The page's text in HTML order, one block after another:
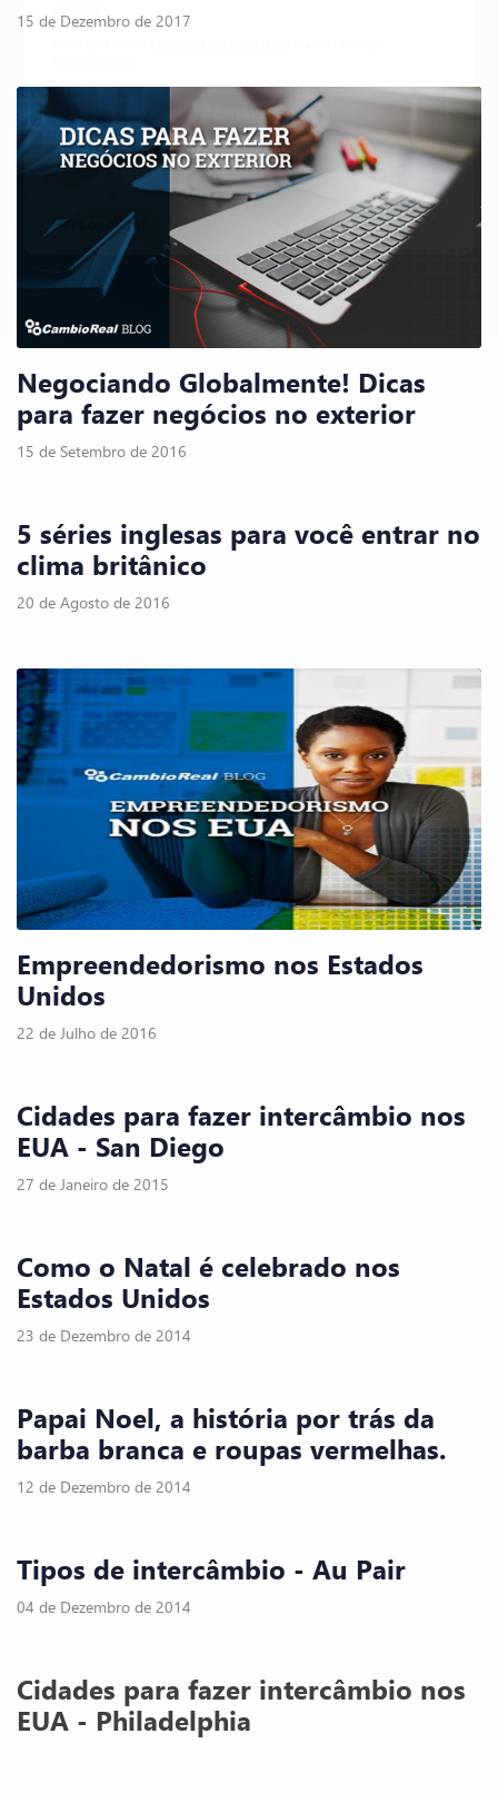
15 de Dezembro de 2017
Negociando Globalmente! Dicas
para fazer negócios no exterior
15 de Setembro de 2016
5 séries inglesas para você entrar no
clima britânico
20 de Agosto de 2016
Empreendedorismo nos Estados
Unidos
22 de Julho de 2016
Cidades para fazer intercâmbio nos
EUA - San Diego
27 de Janeiro de 2015
Como o Natal é celebrado nos
Estados Unidos
23 de Dezembro de 2014
Papai Noel, a história por trás da
barba branca e roupas vermelhas.
12 de Dezembro de 2014
Tipos de intercâmbio - Au Pair
04 de Dezembro de 2014
Cidades para fazer intercâmbio nos
EUA - Philadelphia
Aceitar tudo
Apenas necessários
Personalizar